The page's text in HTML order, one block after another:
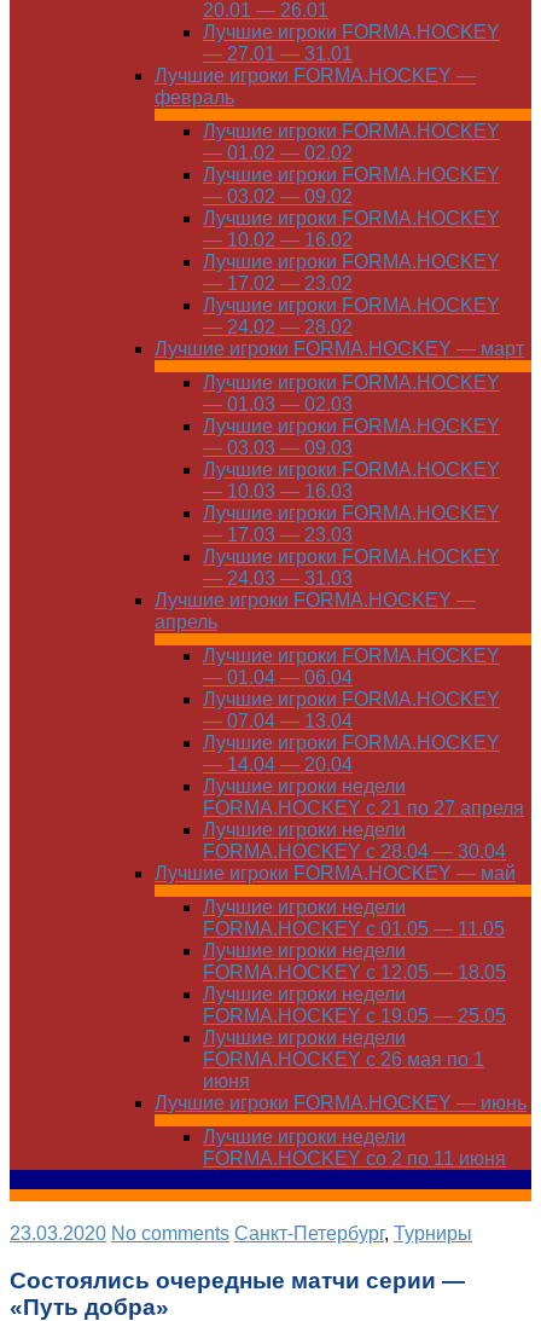
20.01 — 26.01
Лучшие игроки FORMA.HOCKEY
— 27.01 — 31.01
Лучшие игроки FORMA.HOCKEY —
февраль
Лучшие игроки FORMA.HOCKEY
— 01.02 — 02.02
Лучшие игроки FORMA.HOCKEY
— 03.02 — 09.02
Лучшие игроки FORMA.HOCKEY
— 10.02 — 16.02
Лучшие игроки FORMA.HOCKEY
— 17.02 — 23.02
Лучшие игроки FORMA.HOCKEY
— 24.02 — 28.02
Лучшие игроки FORMA.HOCKEY — март
Лучшие игроки FORMA.HOCKEY
— 01.03 — 02.03
Лучшие игроки FORMA.HOCKEY
— 03.03 — 09.03
Лучшие игроки FORMA.HOCKEY
— 10.03 — 16.03
Лучшие игроки FORMA.HOCKEY
— 17.03 — 23.03
Лучшие игроки FORMA.HOCKEY
— 24.03 — 31.03
Лучшие игроки FORMA.HOCKEY —
апрель
Лучшие игроки FORMA.HOCKEY
— 01.04 — 06.04
Лучшие игроки FORMA.HOCKEY
— 07.04 — 13.04
Лучшие игроки FORMA.HOCKEY
— 14.04 — 20.04
Лучшие игроки недели
FORMA.HOCKEY с 21 по 27 апреля
Лучшие игроки недели
FORMA.HOCKEY с 28.04 — 30.04
Лучшие игроки FORMA.HOCKEY — май
Лучшие игроки недели
FORMA.HOCKEY с 01.05 — 11.05
Лучшие игроки недели
FORMA.HOCKEY с 12.05 — 18.05
Лучшие игроки недели
FORMA.HOCKEY с 19.05 — 25.05
Лучшие игроки недели
FORMA.HOCKEY с 26 мая по 1
июня
Лучшие игроки FORMA.HOCKEY — июнь
Лучшие игроки недели
FORMA.HOCKEY со 2 по 11 июня
23.03.2020 No comments Санкт-Петербург, Турниры
Состоялись очередные матчи серии —
«Путь добра»